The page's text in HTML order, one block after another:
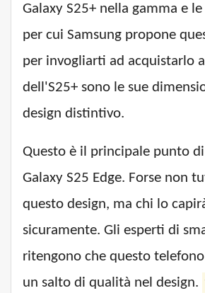
Galaxy S25+ nella gamma e
per cui Samsung propone
per invogliarti ad acquistarlo
dell'S25+ sono le sue
design distintivo.
Questo è il principale punto di
Galaxy S25 Edge. Forse non
questo design, ma chi lo
sicuramente. Gli esperti di
ritengono che questo
un salto di qualità nel design.